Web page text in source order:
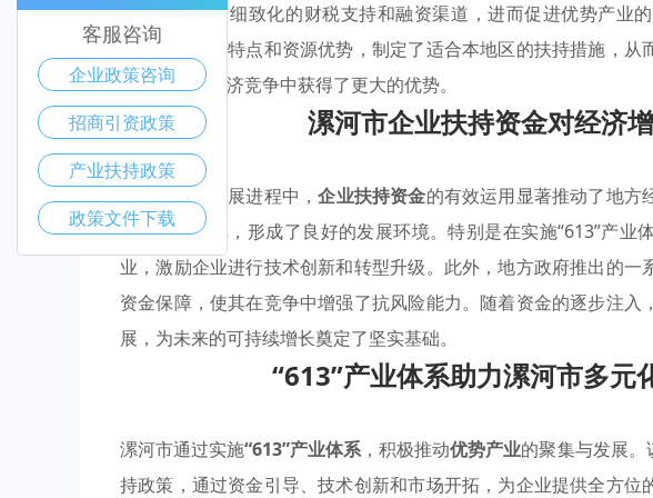
同行业提供了细致化的财税支持和融资渠道，进而促进优势产业
应，结合地理特点和资源优势，制定了适合本地区的扶持措施，
河市在区域经济竞争中获得了更大的优势。
漯河市企业扶持资金对经济
在漯河市的发展进程中，企业扶持资金的有效运用显著推动了地方
优势产业聚集，形成了良好的发展环境。特别是在实施“613”产业
业，激励企业进行技术创新和转型升级。此外，地方政府推出的
资金保障，使其在竞争中增强了抗风险能力。随着资金的逐步注
展，为未来的可持续增长奠定了坚实基础。
“613”产业体系助力漯河市多元
漯河市通过实施“613”产业体系，积极推动优势产业的聚集与发展。
持政策，通过资金引导、技术创新和市场开拓，为企业提供全方位
客服咨询
企业政策咨询
招商引资政策
产业扶持政策
政策文件下载